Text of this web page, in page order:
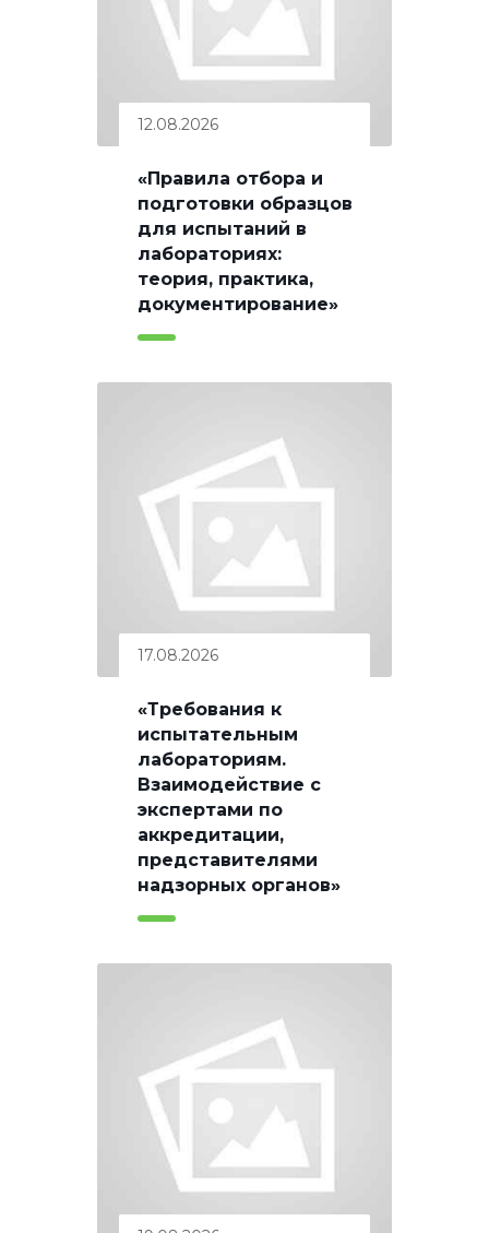
12.08.2026
«Правила отбора и
подготовки образцов
для испытаний в
лабораториях:
теория, практика,
документирование»
17.08.2026
«Требования к
испытательным
лабораториям.
Взаимодействие с
экспертами по
аккредитации,
представителями
надзорных органов»